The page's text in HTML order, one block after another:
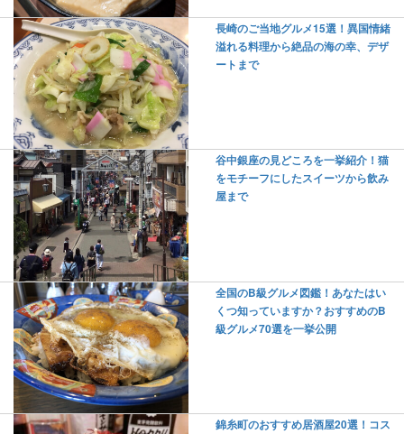
長崎のご当地グルメ15選！異国情緒
溢れる料理から絶品の海の幸、デザ
ートまで
谷中銀座の見どころを一挙紹介！猫
をモチーフにしたスイーツから飲み
屋まで
全国のB級グルメ図鑑！あなたはい
くつ知っていますか？おすすめのB
級グルメ70選を一挙公開
錦糸町のおすすめ居酒屋20選！コス